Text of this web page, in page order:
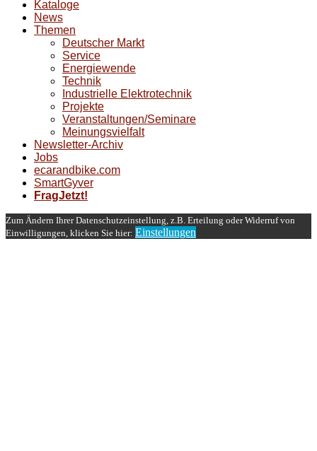
Kataloge
News
Themen
Deutscher Markt
Service
Energiewende
Technik
Industrielle Elektrotechnik
Projekte
Veranstaltungen/Seminare
Meinungsvielfalt
Newsletter-Archiv
Jobs
ecarandbike.com
SmartGyver
FragJetzt!
Zum Ändern Ihrer Datenschutzeinstellung, z.B. Erteilung oder Widerruf von
Einwilligungen, klicken Sie hier: Einstellungen